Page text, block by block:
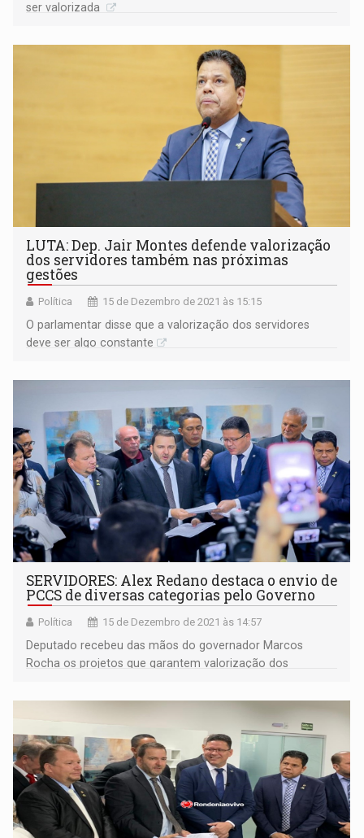
ser valorizada
LUTA: Dep. Jair Montes defende valorização
dos servidores também nas próximas
gestões
Política 15 de Dezembro de 2021 às 15:15
O parlamentar disse que a valorização dos servidores
deve ser algo constante
SERVIDORES: Alex Redano destaca o envio de
PCCS de diversas categorias pelo Governo
Política 15 de Dezembro de 2021 às 14:57
Deputado recebeu das mãos do governador Marcos
Rocha os projetos que garantem valorização dos